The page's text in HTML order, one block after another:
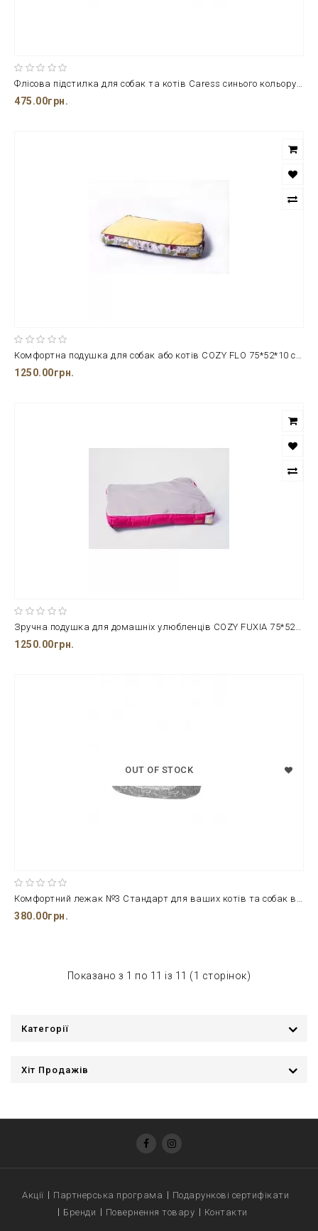
475.00грн.
1250.00грн.
1250.00грн.
OUT OF STOCK
380.00грн.
Показано з 1 по 11 із 11 (1 сторінок)
Категорії
Хіт Продажів
Акції Партнерська програма
Подарункові сертифікати
Бренди
Повернення товару Контакти